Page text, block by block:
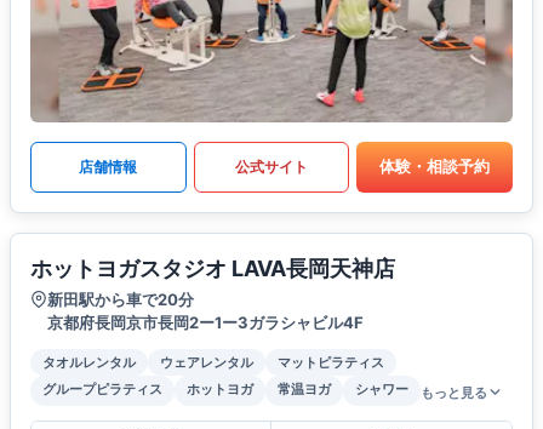
店舗情報 公式サイト 体験・相談予約
ホットヨガスタジオ LAVA長岡天神店
新田駅から車で20分
京都府長岡京市長岡2ー1ー3ガラシャビル4F
タオルレンタル ウェアレンタル
マットピラティス
グループピラティス
ホットヨガ 常温ヨガ シャワー もっと見る